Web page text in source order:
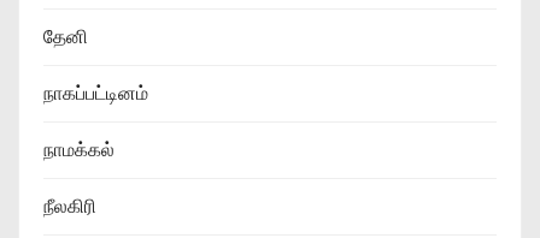
தேனி
நாகப்பட்டினம்
நாமக்கல்
நீலகிரி